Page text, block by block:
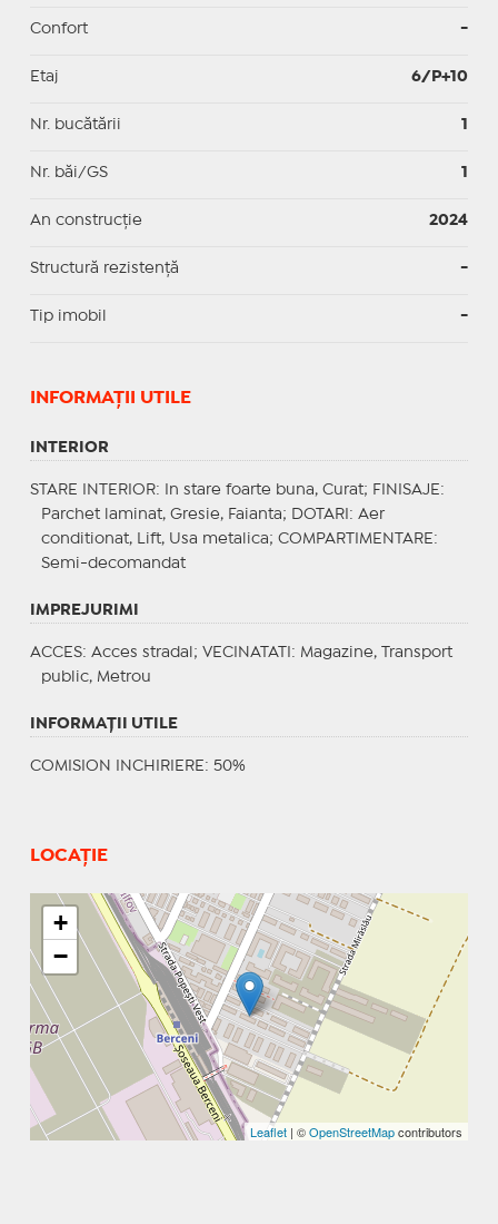
Confort -
Etaj 6/P+10
Nr. bucătării 1
Nr. băi/GS 1
An construcție 2024
Structură rezistență -
Tip imobil -
INFORMAŢII UTILE
INTERIOR
STARE INTERIOR: In stare foarte buna, Curat; FINISAJE :
Parchet laminat, Gresie, Faianta;
DOTARI : Aer
conditionat, Lift, Usa metalica; COMPARTIMENTARE :
Semi-decomandat
IMPREJURIMI
ACCES: Acces stradal; VECINATATI : Magazine, Transport
public, Metrou
INFORMAŢII UTILE
COMISION INCHIRIERE: 50%
LOCAȚIE
+
−
Leaflet | ©OpenStreetMapcontributors